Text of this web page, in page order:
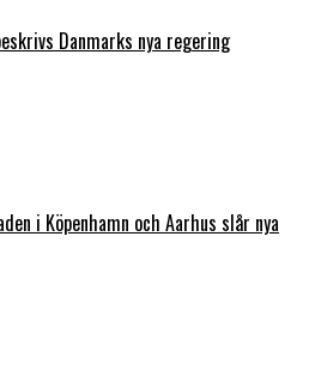
Danmarks nya regering
i Köpenhamn och Aarhus slår nya